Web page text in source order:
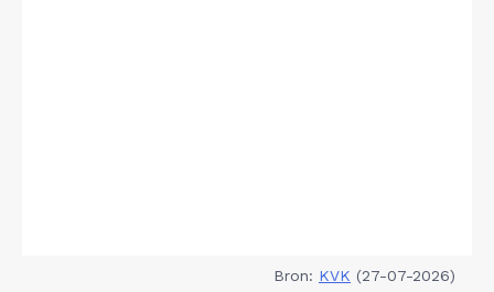
Bron: KVK (27-07-2026)